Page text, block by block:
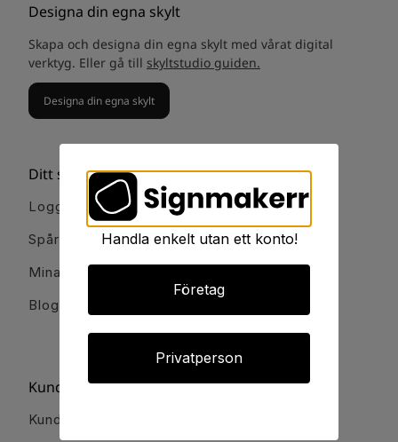
Designa din egna skylt
Skapa och designa din egna skylt med vårat digital
verktyg. Eller gå till skyltstudio guiden.
Designa din egna skylt
Ditt signmakerr
Logga in
Spåra order
Mina favoriter
Blogg och guider
Kundservice
Kundservice
Handla enkelt utan ett konto!
Företag
Privatperson